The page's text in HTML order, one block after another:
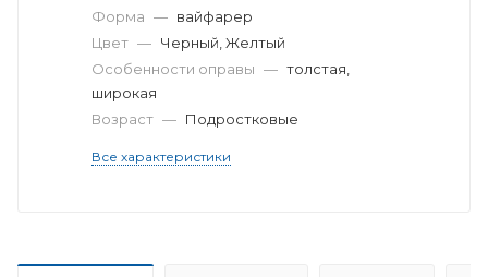
Форма — вайфарер
Цвет — Черный, Желтый
Особенности оправы — толстая,
широкая
Возраст — Подростковые
Все характеристики